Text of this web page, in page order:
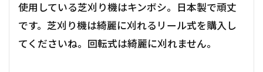
使用している芝刈り機はキンボシ。日本製で頑丈
です。芝刈り機は綺麗に刈れるリール式を購入し
てくださいね。回転式は綺麗に刈れません。